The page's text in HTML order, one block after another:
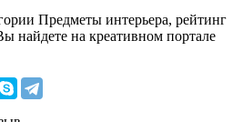
Предметы интерьера, рейтинг
найдете на креативном портале